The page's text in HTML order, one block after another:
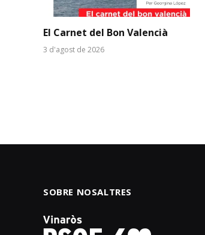
El Carnet del Bon Valencià
3 d'agost de 2026
SOBRE NOSALTRES